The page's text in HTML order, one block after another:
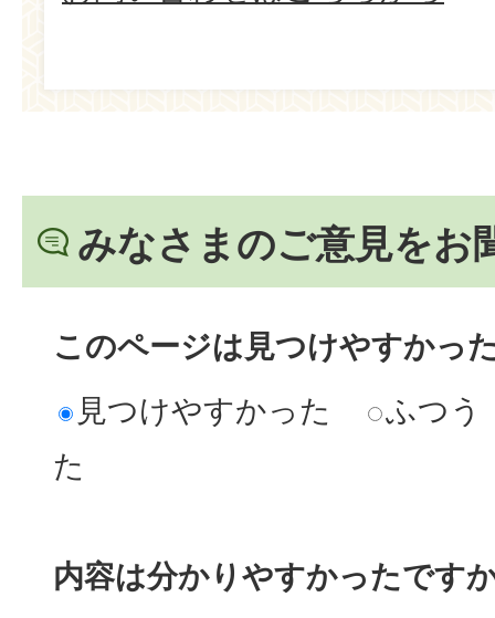
みなさまのご意見をお
このページは見つけやすかっ
見つけやすかった
ふつう
た
内容は分かりやすかったです